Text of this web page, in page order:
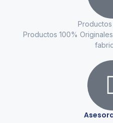
Productos 100%